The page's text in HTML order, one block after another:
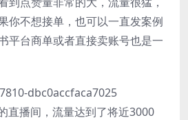
你不想接单，也可以一直发案例
平台商单或者直接卖账号也是一
直播间，流量达到了将近3000